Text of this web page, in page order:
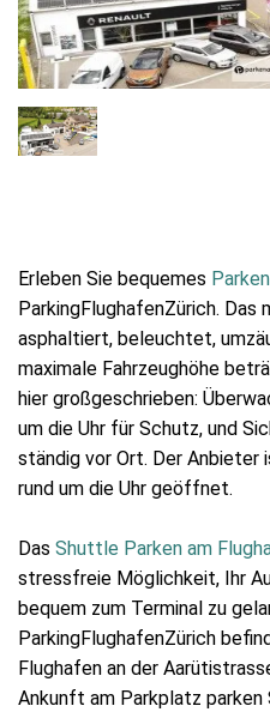
Erleben Sie bequemes
ParkingFlughafenZürich. Das
asphaltiert, beleuchtet,
maximale Fahrzeughöhe
hier großgeschrieben:
um die Uhr für Schutz, und
ständig vor Ort. Der
rund um die Uhr geöffnet.
Das Shuttle Parken am
stressfreie Möglichkeit, Ihr
bequem zum Terminal zu
ParkingFlughafenZürich
Flughafen an der
Ankunft am Parkplatz parken